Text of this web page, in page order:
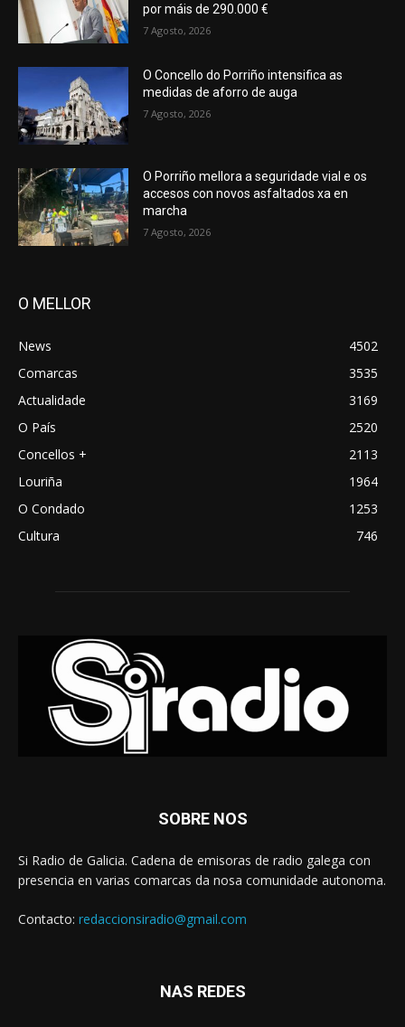
por máis de 290.000 €
7 Agosto, 2026
O Concello do Porriño intensifica as
medidas de aforro de auga
7 Agosto, 2026
O Porriño mellora a seguridade vial e os
accesos con novos asfaltados xa en
marcha
7 Agosto, 2026
O MELLOR
News
4502
Comarcas
3535
Actualidade
3169
O País
2520
Concellos +
2113
Louriña
1964
O Condado
1253
Cultura
746
SOBRE NOS
Si Radio de Galicia. Cadena de emisoras de radio galega con
presencia en varias comarcas da nosa comunidade autonoma.
Contacto: redaccionsiradio@gmail.com
NAS REDES